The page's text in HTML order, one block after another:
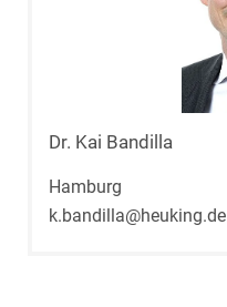
Dr. Kai Bandilla
Hamburg
k.bandilla@heuking.de